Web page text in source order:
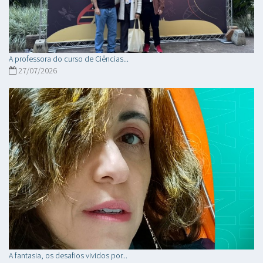
A professora do curso de Ciências...
27/07/2026
A fantasia, os desafios vividos por...